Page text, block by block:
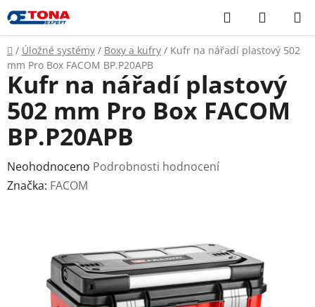
Přejít
na
obsah
Hledat
KOŠÍK
Domů
/ Úložné systémy / Boxy a kufry / Kufr na nářadí plastový 502
mm Pro Box FACOM BP.P20APB
Kufr na nářadí plastový
502 mm Pro Box FACOM
BP.P20APB
Průměrné
hodnocení
hvězdiček.
Neohodnoceno Podrobnosti hodnocení
Značka: FACOM